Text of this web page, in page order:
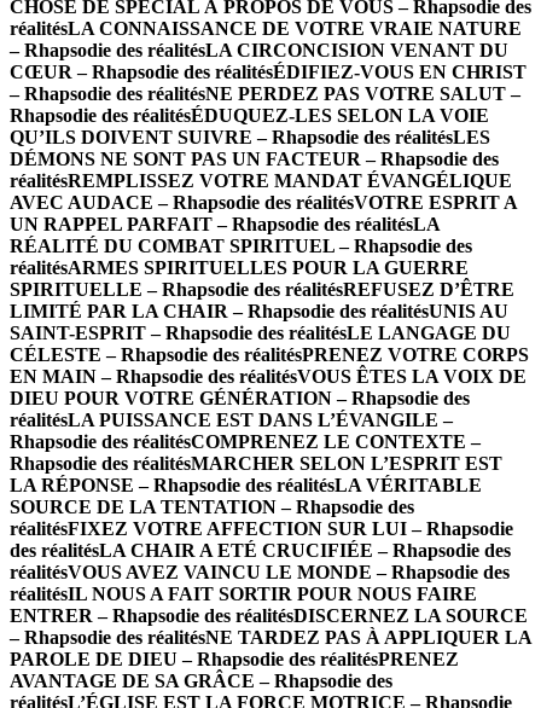
CHOSE DE SPÉCIAL À PROPOS DE VOUS – Rhapsodie des
réalitésLA CONNAISSANCE DE VOTRE VRAIE NATURE
– Rhapsodie des réalitésLA CIRCONCISION VENANT DU
CŒUR – Rhapsodie des réalitésÉDIFIEZ-VOUS EN CHRIST
– Rhapsodie des réalitésNE PERDEZ PAS VOTRE SALUT –
Rhapsodie des réalitésÉDUQUEZ-LES SELON LA VOIE
QU’ILS DOIVENT SUIVRE – Rhapsodie des réalitésLES
DÉMONS NE SONT PAS UN FACTEUR – Rhapsodie des
réalitésREMPLISSEZ VOTRE MANDAT ÉVANGÉLIQUE
AVEC AUDACE – Rhapsodie des réalitésVOTRE ESPRIT A
UN RAPPEL PARFAIT – Rhapsodie des réalitésLA
RÉALITÉ DU COMBAT SPIRITUEL – Rhapsodie des
réalitésARMES SPIRITUELLES POUR LA GUERRE
SPIRITUELLE – Rhapsodie des réalitésREFUSEZ D’ÊTRE
LIMITÉ PAR LA CHAIR – Rhapsodie des réalitésUNIS AU
SAINT-ESPRIT – Rhapsodie des réalitésLE LANGAGE DU
CÉLESTE – Rhapsodie des réalitésPRENEZ VOTRE CORPS
EN MAIN – Rhapsodie des réalitésVOUS ÊTES LA VOIX DE
DIEU POUR VOTRE GÉNÉRATION – Rhapsodie des
réalitésLA PUISSANCE EST DANS L’ÉVANGILE –
Rhapsodie des réalitésCOMPRENEZ LE CONTEXTE –
Rhapsodie des réalitésMARCHER SELON L’ESPRIT EST
LA RÉPONSE – Rhapsodie des réalitésLA VÉRITABLE
SOURCE DE LA TENTATION – Rhapsodie des
réalitésFIXEZ VOTRE AFFECTION SUR LUI – Rhapsodie
des réalitésLA CHAIR A ETÉ CRUCIFIÉE – Rhapsodie des
réalitésVOUS AVEZ VAINCU LE MONDE – Rhapsodie des
réalitésIL NOUS A FAIT SORTIR POUR NOUS FAIRE
ENTRER – Rhapsodie des réalitésDISCERNEZ LA SOURCE
– Rhapsodie des réalitésNE TARDEZ PAS À APPLIQUER LA
PAROLE DE DIEU – Rhapsodie des réalitésPRENEZ
AVANTAGE DE SA GRÂCE – Rhapsodie des
réalitésL’ÉGLISE EST LA FORCE MOTRICE – Rhapsodie